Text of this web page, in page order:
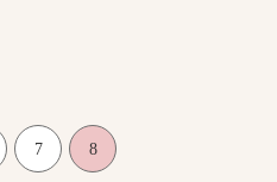
7 8